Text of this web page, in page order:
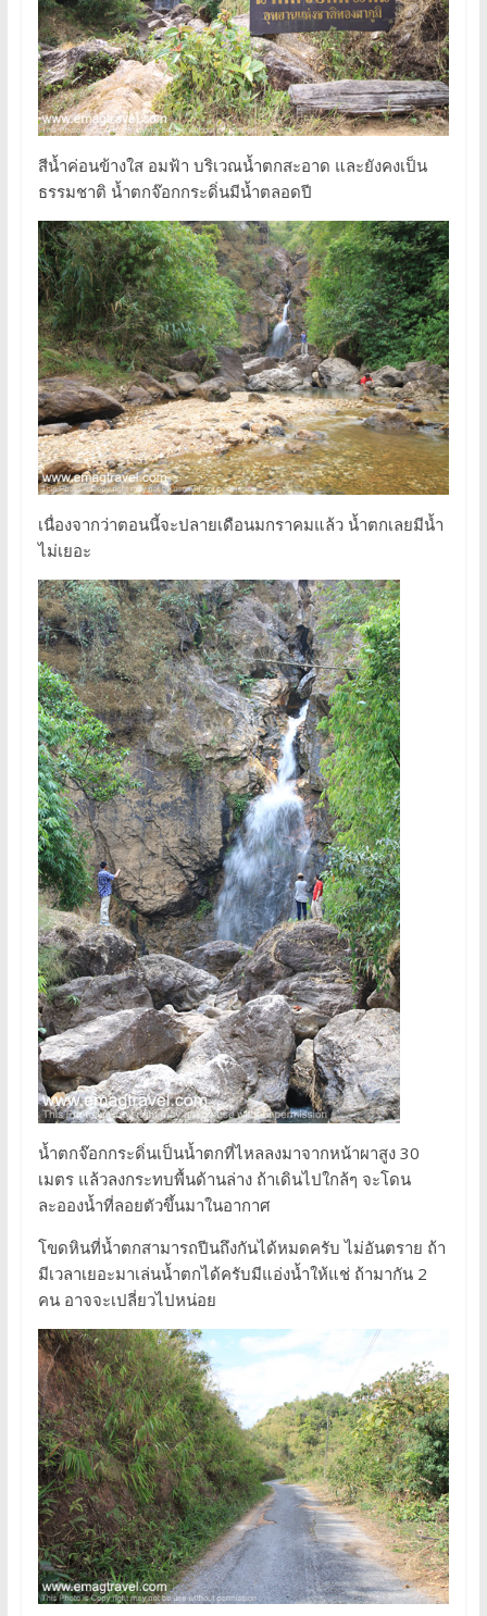
สีน้ำค่อนข้างใส อมฟ้า บริเวณน้ำตกสะอาด และยังคงเป็น
ธรรมชาติ น้ำตกจ๊อกกระดิ่นมีน้ำตลอดปี
เนื่องจากว่าตอนนี้จะปลายเดือนมกราคมแล้ว น้ำตกเลยมีน้ำ
ไม่เยอะ
น้ำตกจ๊อกกระดิ่นเป็นน้ำตกที่ไหลลงมาจากหน้าผาสูง 30
เมตร แล้วลงกระทบพื้นด้านล่าง ถ้าเดินไปใกล้ๆ จะโดน
ละอองน้ำที่ลอยตัวขึ้นมาในอากาศ
โขดหินที่น้ำตกสามารถปีนถึงกันได้หมดครับ ไม่อันตราย ถ้า
มีเวลาเยอะมาเล่นน้ำตกได้ครับมีแอ่งน้ำให้แช่ ถ้ามากัน 2
คน อาจจะเปลี่ยวไปหน่อย